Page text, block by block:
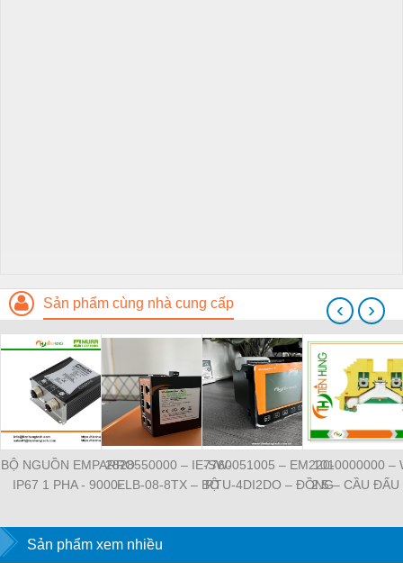
Sản phẩm cùng nhà cung cấp
BỘ NGUỒN EMPARRO
IP67 1 PHA - 9000-
EMPARRO IP67
POWER SUPPLY 1-
2828550000 – IE-SW-
ELB-08-8TX – BỘ
RJ45 – WEIDMULLER
7760051005 – EM220-
RTU-4DI2DO – ĐỒNG
ĐO ĐIỆN ÁP –
1010000000 –
2.5 – CẦU ĐẤU
‹ ›
Sản phẩm xem nhiều